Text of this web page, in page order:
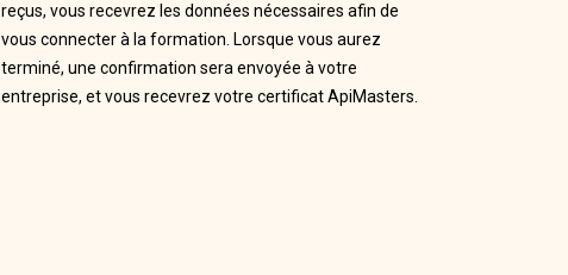
reçus, vous recevrez les données nécessaires afin de
vous connecter à la formation. Lorsque vous aurez
terminé, une confirmation sera envoyée à votre
entreprise, et vous recevrez votre certificat ApiMasters.